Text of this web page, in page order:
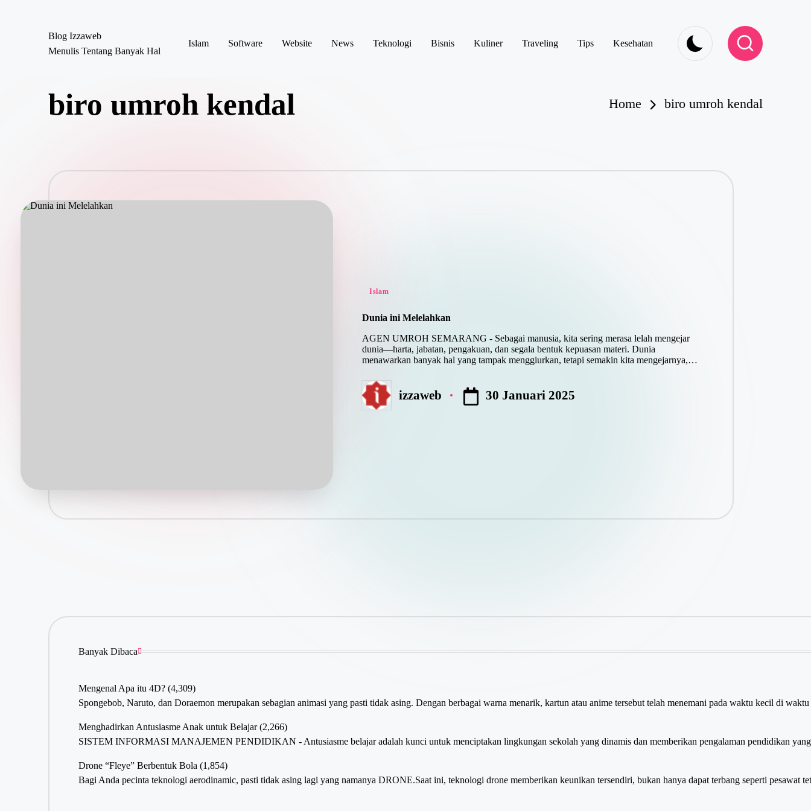
Blog Izzaweb
Menulis Tentang Banyak Hal
Islam Software Website News Teknologi Bisnis Kuliner Traveling Tips Kesehatan
biro umroh kendal Home biro umroh kendal
Posted
Islam
Dunia ini Melelahkan
AGEN UMROH SEMARANG - Sebagai manusia, kita sering merasa lelah mengejar
dunia—harta, jabatan, pengakuan, dan segala bentuk kepuasan materi. Dunia
menawarkan banyak hal yang tampak menggiurkan, tetapi semakin kita mengejarnya,…
Posted izzaweb 30 Januari 2025
Banyak Dibaca
Mengenal Apa itu 4D? (4,309)
Spongebob, Naruto, dan Doraemon merupakan sebagian animasi yang pasti tidak asing. Dengan berbagai warna menarik, kartun atau anime tersebut telah menemani pada waktu kecil di
Menghadirkan Antusiasme Anak untuk Belajar (2,266)
SISTEM INFORMASI MANAJEMEN PENDIDIKAN - Antusiasme belajar adalah kunci untuk menciptakan lingkungan sekolah yang dinamis dan memberikan pengalaman pendidikan
Drone “Fleye” Berbentuk Bola (1,854)
Bagi Anda pecinta teknologi aerodinamic, pasti tidak asing lagi yang namanya DRONE.Saat ini, teknologi drone memberikan keunikan tersendiri, bukan hanya dapat terbang seperti pesawat